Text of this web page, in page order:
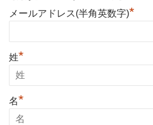
メールアドレス(半角英数字)*
姓*
名*